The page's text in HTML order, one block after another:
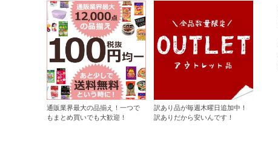
通販業界最大の品揃え！一つで
もまとめ買いでも大歓迎！
訳あり品が毎週木曜日追加中！
訳ありだから安いんです！